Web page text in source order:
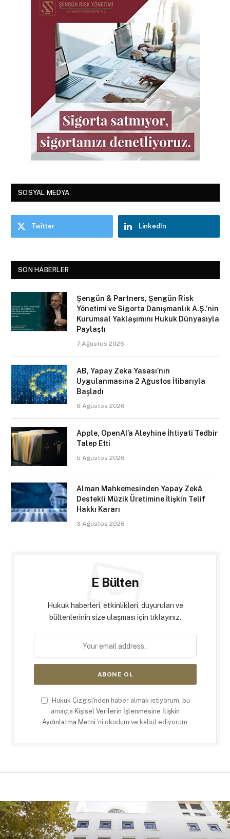
SOSYAL MEDYA
Twitter LinkedIn
SON HABERLER
Şengün & Partners, Şengün Risk
Yönetimi ve Sigorta Danışmanlık A.Ş.’nin
Kurumsal Yaklaşımını Hukuk Dünyasıyla
Paylaştı
7 Ağustos 2026
AB, Yapay Zeka Yasası’nın
Uygulanmasına 2 Ağustos İtibarıyla
Başladı
6 Ağustos 2026
Apple, OpenAI’a Aleyhine İhtiyati Tedbir
Talep Etti
5 Ağustos 2026
Alman Mahkemesinden Yapay Zekâ
Destekli Müzik Üretimine İlişkin Telif
Hakkı Kararı
3 Ağustos 2026
E Bülten
Hukuk haberleri, etkinlikleri, duyuruları ve
bültenlerinin size ulaşması için tıklayınız.
Hukuk Çizgisi'nden haber almak istiyorum, bu
amaçla Kişisel Verilerin İşlenmesine İlişkin
Aydınlatma Metni 'ni okudum ve kabul ediyorum.